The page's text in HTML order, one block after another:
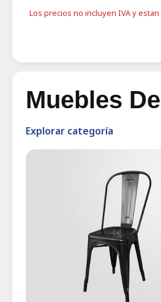
Los precios no incluyen IVA y
Muebles
Explorar categoría